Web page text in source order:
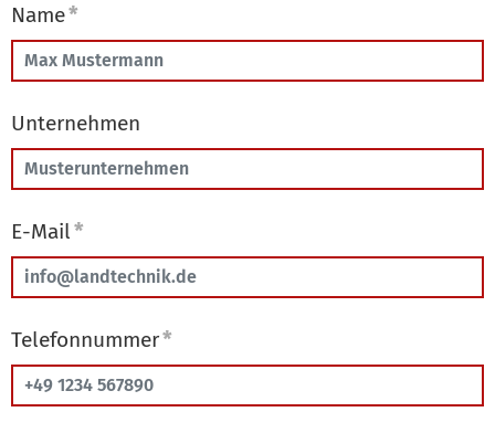
Name*
Unternehmen
E-Mail*
Telefonnummer*